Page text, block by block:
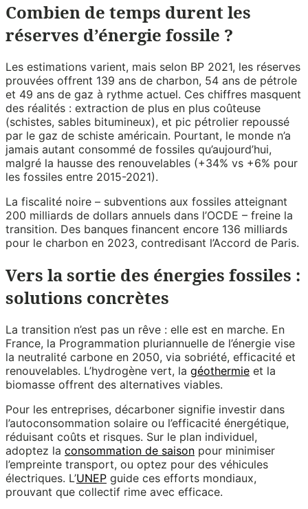
Combien de temps durent les
réserves d’énergie fossile ?
Les estimations varient, mais selon BP 2021, les réserves
prouvées offrent 139 ans de charbon, 54 ans de pétrole
et 49 ans de gaz à rythme actuel. Ces chiffres masquent
des réalités : extraction de plus en plus coûteuse
(schistes, sables bitumineux), et pic pétrolier repoussé
par le gaz de schiste américain. Pourtant, le monde n’a
jamais autant consommé de fossiles qu’aujourd’hui,
malgré la hausse des renouvelables (+34% vs +6% pour
les fossiles entre 2015-2021).
La fiscalité noire – subventions aux fossiles atteignant
200 milliards de dollars annuels dans l’OCDE – freine la
transition. Des banques financent encore 136 milliards
pour le charbon en 2023, contredisant l’Accord de Paris.
Vers la sortie des énergies fossiles :
solutions concrètes
La transition n’est pas un rêve : elle est en marche. En
France, la Programmation pluriannuelle de l’énergie vise
la neutralité carbone en 2050, via sobriété, efficacité et
renouvelables. L’hydrogène vert, la géothermie et la
biomasse offrent des alternatives viables.
Pour les entreprises, décarboner signifie investir dans
l’autoconsommation solaire ou l’efficacité énergétique,
réduisant coûts et risques. Sur le plan individuel,
adoptez la consommation de saison pour minimiser
l’empreinte transport, ou optez pour des véhicules
électriques. L’UNEP guide ces efforts mondiaux,
prouvant que collectif rime avec efficace.